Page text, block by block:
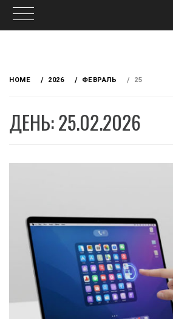
HOME 2026 ФЕВРАЛЬ 25
ДЕНЬ: 25.02.2026